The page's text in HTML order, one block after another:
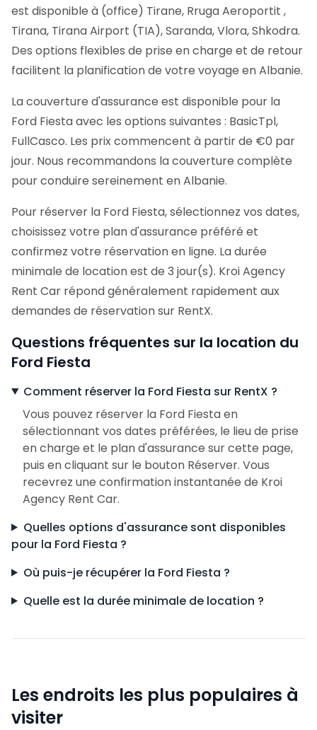
est disponible à (office) Tirane, Rruga Aeroportit ,
Tirana, Tirana Airport (TIA), Saranda, Vlora, Shkodra.
Des options flexibles de prise en charge et de retour
facilitent la planification de votre voyage en Albanie.
La couverture d'assurance est disponible pour la
Ford Fiesta avec les options suivantes : BasicTpl,
FullCasco. Les prix commencent à partir de €0 par
jour. Nous recommandons la couverture complète
pour conduire sereinement en Albanie.
Pour réserver la Ford Fiesta, sélectionnez vos dates,
choisissez votre plan d'assurance préféré et
confirmez votre réservation en ligne. La durée
minimale de location est de 3 jour(s). Kroi Agency
Rent Car répond généralement rapidement aux
demandes de réservation sur RentX.
Questions fréquentes sur la location du
Ford Fiesta
Comment réserver la Ford Fiesta sur RentX ?
Vous pouvez réserver la Ford Fiesta en
sélectionnant vos dates préférées, le lieu de prise
en charge et le plan d'assurance sur cette page,
puis en cliquant sur le bouton Réserver. Vous
recevrez une confirmation instantanée de Kroi
Agency Rent Car.
Quelles options d'assurance sont disponibles
pour la Ford Fiesta ?
Où puis-je récupérer la Ford Fiesta ?
Quelle est la durée minimale de location ?
Les endroits les plus populaires à
visiter